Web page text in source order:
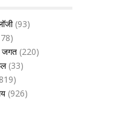
(93)
जगत (220)
(33)
(926)